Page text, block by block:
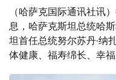
（哈萨克国际通讯社讯
息，哈萨克斯坦总统哈
坦首任总统努尔苏丹·纳
体健康、福寿绵长、幸福